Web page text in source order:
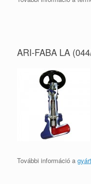
ARI-FABA LA
További információ a